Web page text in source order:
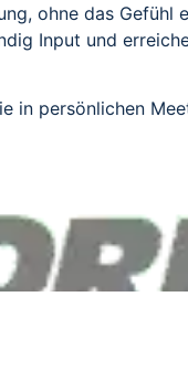
ohne das Gefühl
Input und
in persönlichen